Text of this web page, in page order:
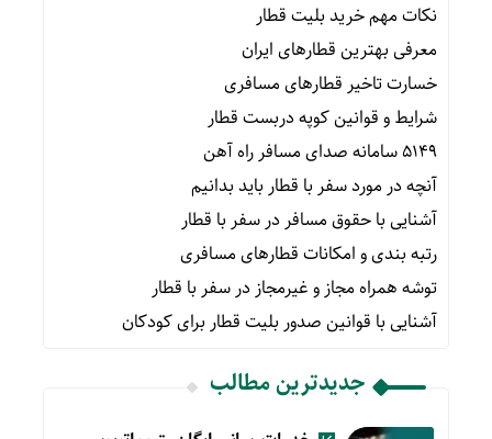
نکات مهم خرید بلیت قطار
معرفی بهترین قطارهای ایران
خسارت تاخیر قطارهای مسافری
شرایط و قوانین کوپه دربست قطار
۵۱۴۹ سامانه صدای مسافر راه آهن
آنچه در مورد سفر با قطار باید بدانیم
آشنایی با حقوق مسافر در سفر با قطار
رتبه بندی و امکانات قطارهای مسافری
توشه همراه مجاز و غیرمجاز در سفر با قطار
آشنایی با قوانین صدور بلیت قطار برای کودکان
جدیدترین مطالب